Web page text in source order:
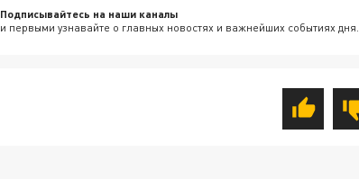
Подписывайтесь на наши каналы
и первыми узнавайте о главных новостях и важнейших событиях дня.